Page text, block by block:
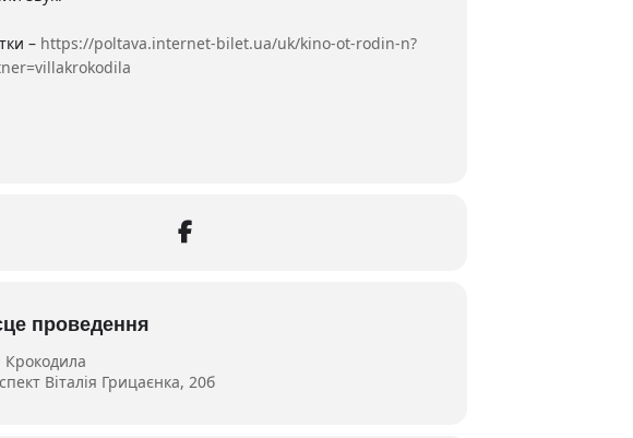
– https://poltava.internet-bilet.ua/uk/kino-ot-rodin-n?
проведення
Крокодила
Віталія Грицаєнка, 20б